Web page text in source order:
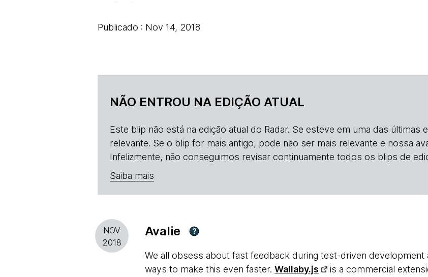
Publicado : Nov 14, 2018
NÃO ENTROU NA EDIÇÃO ATUAL
Este blip não está na edição atual do Radar. Se esteve em uma das últimas
relevante. Se o blip for mais antigo, pode não ser mais relevante e nossa
Infelizmente, não conseguimos revisar continuamente todos os blips de
Saiba mais
NOV
2018
Avalie ?
We all obsess about fast feedback during test-driven
ways to make this even faster. Wallaby.js
is a commercial